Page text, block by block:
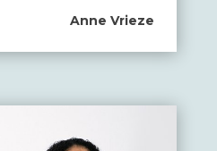
Anne Vrieze